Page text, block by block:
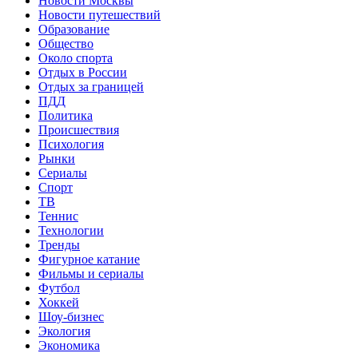
Новости путешествий
Образование
Общество
Около спорта
Отдых в России
Отдых за границей
ПДД
Политика
Происшествия
Психология
Рынки
Сериалы
Спорт
ТВ
Теннис
Технологии
Тренды
Фигурное катание
Фильмы и сериалы
Футбол
Хоккей
Шоу-бизнес
Экология
Экономика